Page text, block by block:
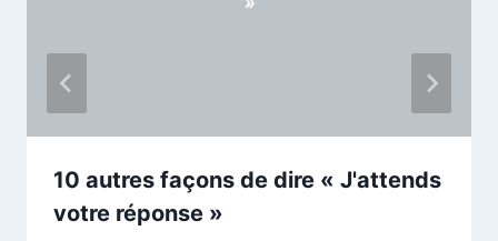
10 autres façons de dire « J'attends
votre réponse »